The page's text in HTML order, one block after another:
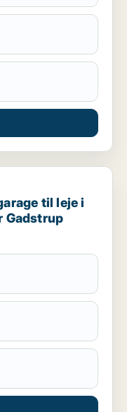
leje i Solrød, Viby
til leje i
Gadstrup